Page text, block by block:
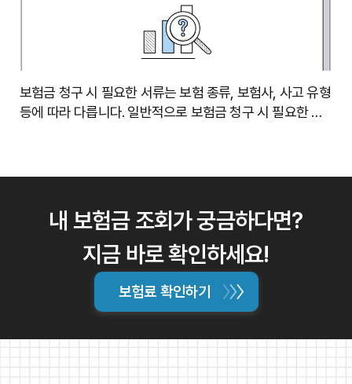
및 보험금 청구 관련 일반적인 문의를 지원하며, 각 보험사
고객센터에서는 해당 보험사의 보험금 청구 절차와 관련된
상세한 내용을 안내받을 수 있습니다. 문의 전에 웹사이트
FAQ를 확인하여 궁금증을 해결하는 것이 좋습니다. 필요시
금융감독원 소비자상담센터를 통해 도움을 받을 수 있습니
다.
보험금 청구 시 필요한 서류는 보험 종류, 보험사, 사고 유형
등에 따라 다릅니다. 일반적으로 보험금 청구 시 필요한 서
확하고 완전한 정보를 담는 것이 중요하며, 서류 미비로 인
해 보험금 청구가 지연될 수 있으므로 주의해야 합니다.
내 보험금 조회가 궁금하다면?
지금 바로 확인하세요!
보험료 확인하기